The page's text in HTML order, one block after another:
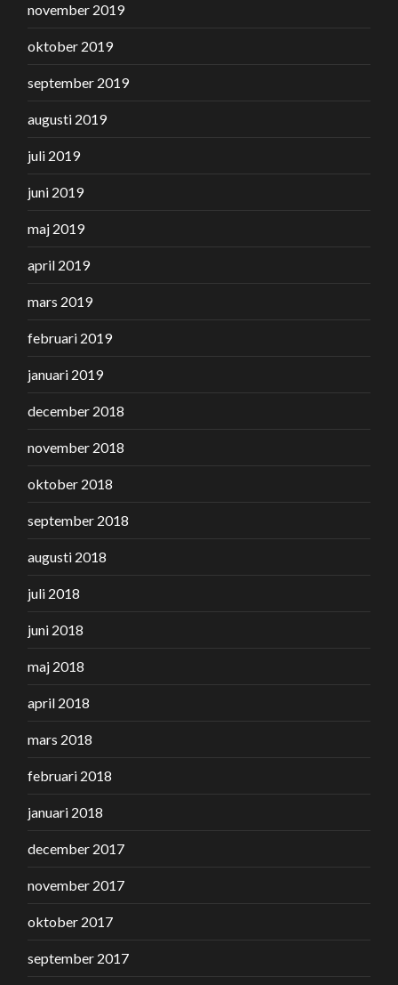
november 2019
oktober 2019
september 2019
augusti 2019
juli 2019
juni 2019
maj 2019
april 2019
mars 2019
februari 2019
januari 2019
december 2018
november 2018
oktober 2018
september 2018
augusti 2018
juli 2018
juni 2018
maj 2018
april 2018
mars 2018
februari 2018
januari 2018
december 2017
november 2017
oktober 2017
september 2017